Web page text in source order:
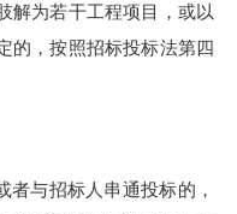
解为若干工程项目，或以
的，按照招标投标法第四
者与招标人串通投标的，